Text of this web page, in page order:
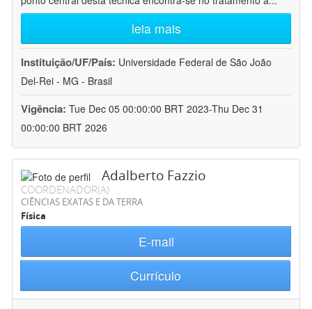
leia mais
Instituição/UF/País: Universidade Federal de São João
Del-Rei - MG - Brasil
Vigência: Tue Dec 05 00:00:00 BRT 2023-Thu Dec 31
00:00:00 BRT 2026
Adalberto Fazzio
COORDENADOR(A)
CIÊNCIAS EXATAS E DA TERRA
Física
E-mail
Currículo